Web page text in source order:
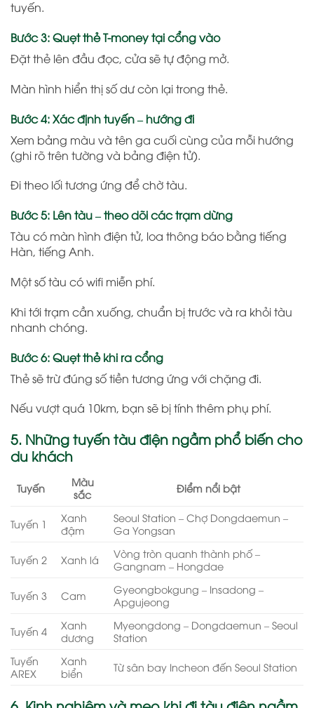
tuyến.
Bước 3: Quẹt thẻ T-money tại cổng vào
Đặt thẻ lên đầu đọc, cửa sẽ tự động mở.
Màn hình hiển thị số dư còn lại trong thẻ.
Bước 4: Xác định tuyến – hướng đi
Xem bảng màu và tên ga cuối cùng của mỗi hướng
(ghi rõ trên tường và bảng điện tử).
Đi theo lối tương ứng để chờ tàu.
Bước 5: Lên tàu – theo dõi các trạm dừng
Tàu có màn hình điện tử, loa thông báo bằng tiếng
Hàn, tiếng Anh.
Một số tàu có wifi miễn phí.
Khi tới trạm cần xuống, chuẩn bị trước và ra khỏi tàu
nhanh chóng.
Bước 6: Quẹt thẻ khi ra cổng
Thẻ sẽ trừ đúng số tiền tương ứng với chặng đi.
Nếu vượt quá 10km, bạn sẽ bị tính thêm phụ phí.
5. Những tuyến tàu điện ngầm phổ biến cho
du khách
Tuyến
Màu
sắc
Điểm nổi bật
Tuyến 1
Xanh
đậm
Seoul Station – Chợ Dongdaemun –
Ga Yongsan
Tuyến 2 Xanh lá
Vòng tròn quanh thành phố –
Gangnam – Hongdae
Tuyến 3 Cam
Gyeongbokgung – Insadong –
Apgujeong
Tuyến 4
Xanh
dương
Myeongdong – Dongdaemun – Seoul
Station
Tuyến
AREX
Xanh
biển
Từ sân bay Incheon đến Seoul Station